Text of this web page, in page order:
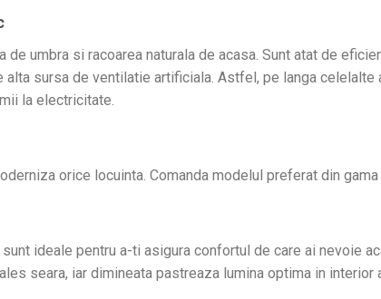
umbra si racoarea naturala de acasa. Sunt atat de
sursa de ventilatie artificiala. Astfel, pe langa celelalte
la electricitate.
orice locuinta. Comanda modelul preferat din gama
ideale pentru a-ti asigura confortul de care ai nevoie
seara, iar dimineata pastreaza lumina optima in interior